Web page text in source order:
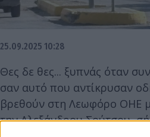
25.09.2025 10:28
Θες δε θες... ξυπνάς όταν
σαν αυτό που αντίκρυσαν
βρεθούν στη Λεωφόρο ΟΗΕ
την Αλεξάνδρου Σούτσου,